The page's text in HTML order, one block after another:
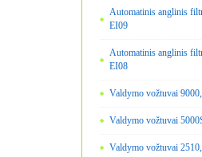
Automatinis anglinis
EI09
Automatinis anglinis
EI08
Valdymo vožtuvai
Valdymo vožtuvai
Valdymo vožtuvai